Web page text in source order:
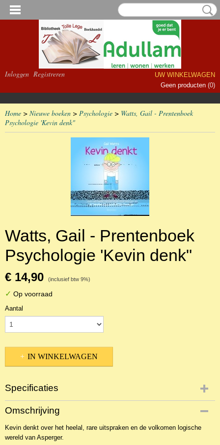
Inloggen Registreren
UW WINKELWAGEN
Geen producten (0)
Home > Nieuwe boeken > Psychologie > Watts, Gail - Prentenboek
Psychologie 'Kevin denk"
Watts, Gail - Prentenboek
Psychologie 'Kevin denk"
€ 14,90 (inclusief btw 9%)
✓ Op voorraad
Aantal
IN WINKELWAGEN
Specificaties
Productcode
NBKPs-8204
EAN code
9789491583148
Omschrijving
Kevin denkt over het heelal, rare uitspraken en de volkomen logische
wereld van Asperger.